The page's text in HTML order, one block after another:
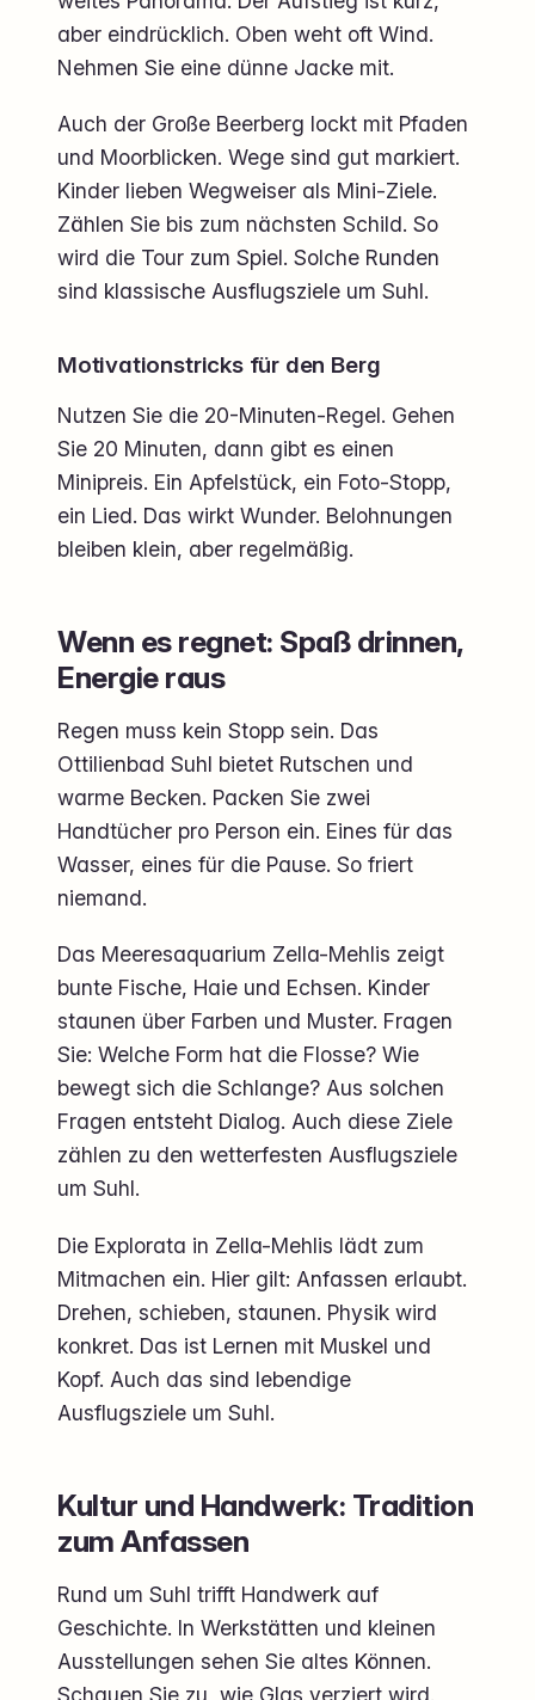
aber eindrücklich. Oben weht oft Wind.
Nehmen Sie eine dünne Jacke mit.
Auch der Große Beerberg lockt mit Pfaden
und Moorblicken. Wege sind gut markiert.
Kinder lieben Wegweiser als Mini-Ziele.
Zählen Sie bis zum nächsten Schild. So
wird die Tour zum Spiel. Solche Runden
sind klassische Ausflugsziele um Suhl.
Motivationstricks für den Berg
Nutzen Sie die 20-Minuten-Regel. Gehen
Sie 20 Minuten, dann gibt es einen
Minipreis. Ein Apfelstück, ein Foto-Stopp,
ein Lied. Das wirkt Wunder. Belohnungen
bleiben klein, aber regelmäßig.
Wenn es regnet: Spaß drinnen,
Energie raus
Regen muss kein Stopp sein. Das
Ottilienbad Suhl bietet Rutschen und
warme Becken. Packen Sie zwei
Handtücher pro Person ein. Eines für das
Wasser, eines für die Pause. So friert
niemand.
Das Meeresaquarium Zella-Mehlis zeigt
bunte Fische, Haie und Echsen. Kinder
staunen über Farben und Muster. Fragen
Sie: Welche Form hat die Flosse? Wie
bewegt sich die Schlange? Aus solchen
Fragen entsteht Dialog. Auch diese Ziele
zählen zu den wetterfesten Ausflugsziele
um Suhl.
Die Explorata in Zella-Mehlis lädt zum
Mitmachen ein. Hier gilt: Anfassen erlaubt.
Drehen, schieben, staunen. Physik wird
konkret. Das ist Lernen mit Muskel und
Kopf. Auch das sind lebendige
Ausflugsziele um Suhl.
Kultur und Handwerk: Tradition
zum Anfassen
Rund um Suhl trifft Handwerk auf
Geschichte. In Werkstätten und kleinen
Ausstellungen sehen Sie altes Können.
Schauen Sie zu, wie Glas verziert wird.